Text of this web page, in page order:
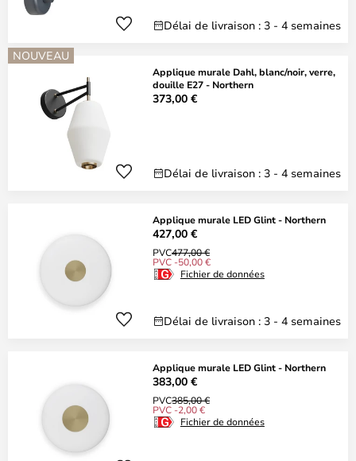
Délai de livraison : 3 - 4 semaines
NOUVEAU
Applique murale Dahl, blanc/noir, verre,
douille E27 - Northern
373,00 €
Délai de livraison : 3 - 4 semaines
Applique murale LED Glint - Northern
427,00 €
PVC477,00 €
PVC -50,00 €
Fichier de données
Délai de livraison : 3 - 4 semaines
Applique murale LED Glint - Northern
383,00 €
PVC385,00 €
PVC -2,00 €
Fichier de données